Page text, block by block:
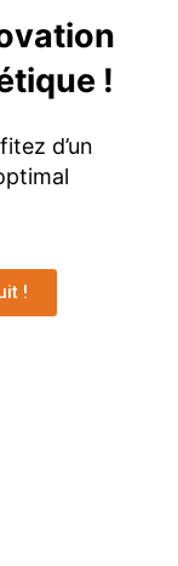
!
d’un
!